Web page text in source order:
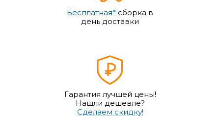
Бесплатная* сборка в
день доставки
Гарантия лучшей цены!
Нашли дешевле?
Сделаем скидку!